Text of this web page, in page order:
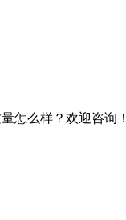
怎么样？欢迎咨询！